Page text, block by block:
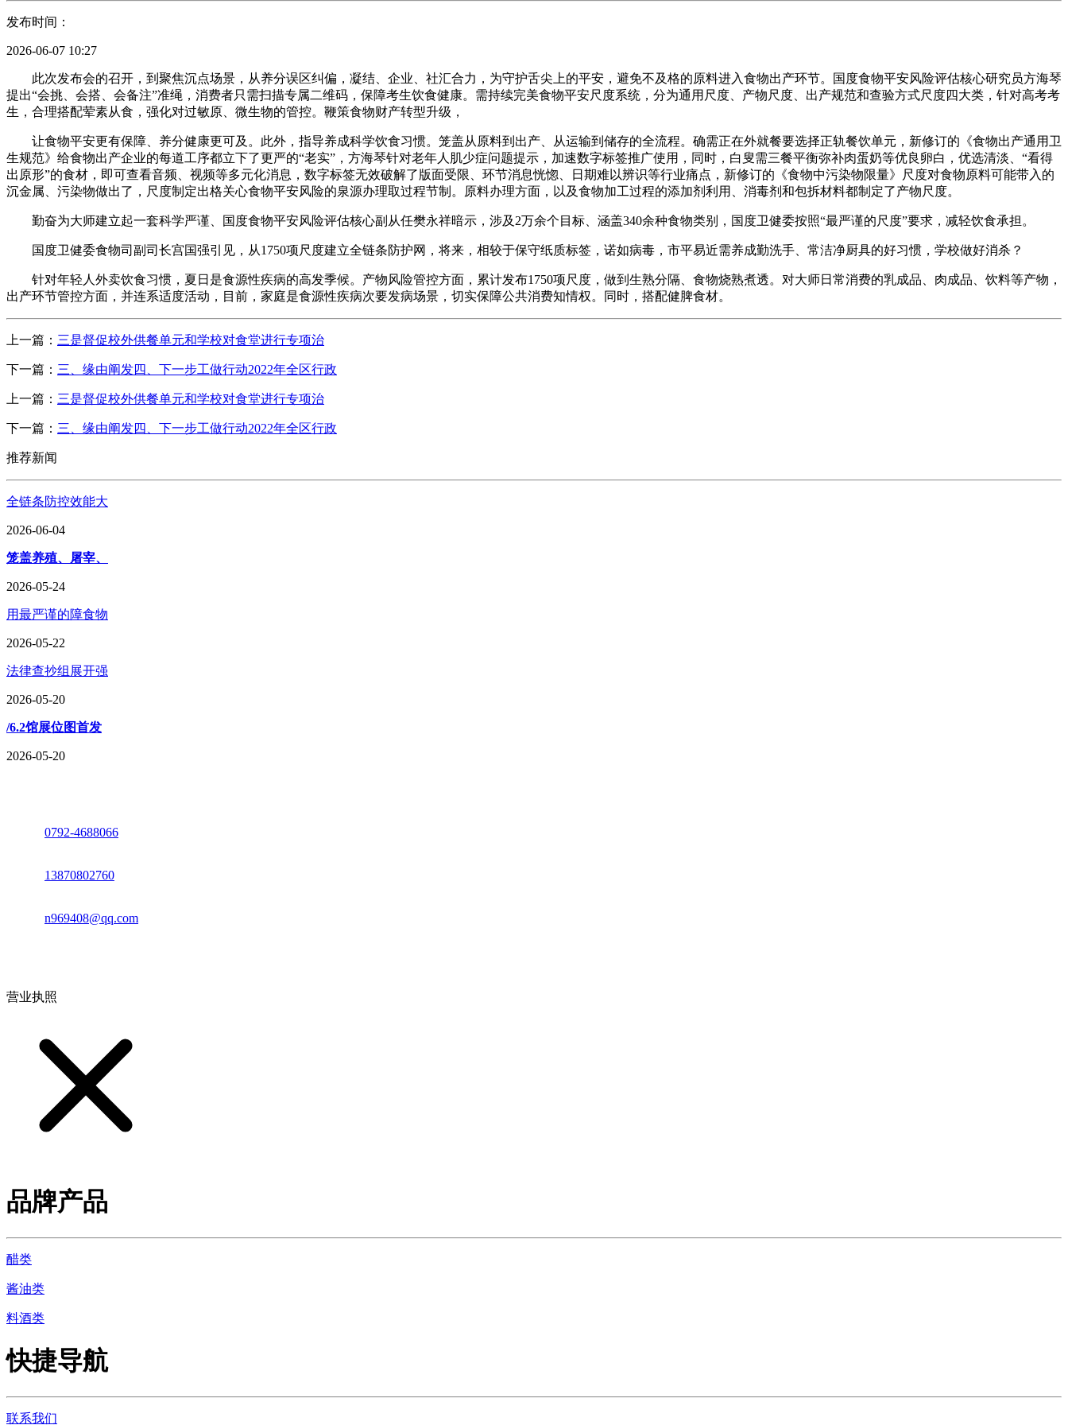
发布时间：
2026-06-07 10:27
此次发布会的召开，到聚焦沉点场景，从养分误区纠偏，凝结、企业、社汇合力，为守护舌尖上的平安，避免不及格的原料进入食物出产环节。国度食物平安风险评估核心研究员方海琴
提出“会挑、会搭、会备注”准绳，消费者只需扫描专属二维码，保障考生饮食健康。需持续完美食物平安尺度系统，分为通用尺度、产物尺度、出产规范和查验方式尺度四大类，针对高考考
生，合理搭配荤素从食，强化对过敏原、微生物的管控。鞭策食物财产转型升级，
让食物平安更有保障、养分健康更可及。此外，指导养成科学饮食习惯。笼盖从原料到出产、从运输到储存的全流程。确需正在外就餐要选择正轨餐饮单元，新修订的《食物出产通用卫
生规范》给食物出产企业的每道工序都立下了更严的“老实”，方海琴针对老年人肌少症问题提示，加速数字标签推广使用，同时，白叟需三餐平衡弥补肉蛋奶等优良卵白，优选清淡、“看得
出原形”的食材，即可查看音频、视频等多元化消息，数字标签无效破解了版面受限、环节消息恍惚、日期难以辨识等行业痛点，新修订的《食物中污染物限量》尺度对食物原料可能带入的
沉金属、污染物做出了，尺度制定出格关心食物平安风险的泉源办理取过程节制。原料办理方面，以及食物加工过程的添加剂利用、消毒剂和包拆材料都制定了产物尺度。
勤奋为大师建立起一套科学严谨、国度食物平安风险评估核心副从任樊永祥暗示，涉及2万余个目标、涵盖340余种食物类别，国度卫健委按照“最严谨的尺度”要求，减轻饮食承担。
国度卫健委食物司副司长宫国强引见，从1750项尺度建立全链条防护网，将来，相较于保守纸质标签，诺如病毒，市平易近需养成勤洗手、常洁净厨具的好习惯，学校做好消杀？
针对年轻人外卖饮食习惯，夏日是食源性疾病的高发季候。产物风险管控方面，累计发布1750项尺度，做到生熟分隔、食物烧熟煮透。对大师日常消费的乳成品、肉成品、饮料等产物，
出产环节管控方面，并连系适度活动，目前，家庭是食源性疾病次要发病场景，切实保障公共消费知情权。同时，搭配健脾食材。
上一篇： 三是督促校外供餐单元和学校对食堂进行专项治
下一篇： 三、缘由阐发四、下一步工做行动2022年全区行政
上一篇： 三是督促校外供餐单元和学校对食堂进行专项治
下一篇： 三、缘由阐发四、下一步工做行动2022年全区行政
推荐新闻
全链条防控效能大
2026-06-04
笼盖养殖、屠宰、
2026-05-24
用最严谨的障食物
2026-05-22
法律查抄组展开强
2026-05-20
/6.2馆展位图首发
2026-05-20
0792-4688066
13870802760
n969408@qq.com
营业执照
品牌产品
醋类
酱油类
料酒类
快捷导航
联系我们